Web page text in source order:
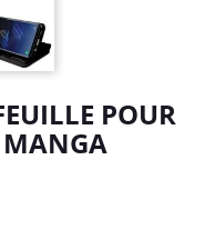
POUR